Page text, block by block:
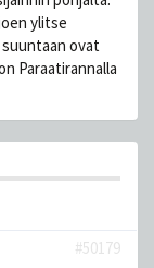
ylitse
ovat
Paraatirannalla
#50179